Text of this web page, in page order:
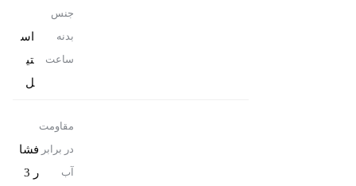
جنس
بدنه
ساعت
اس
تی
ل
مقاومت
در برابر
آب
فشا
ر 3